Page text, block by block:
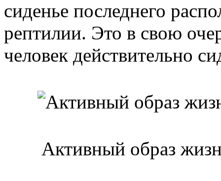
сиденье последнего
рептилии. Это в свою
человек действительно
Активный образ